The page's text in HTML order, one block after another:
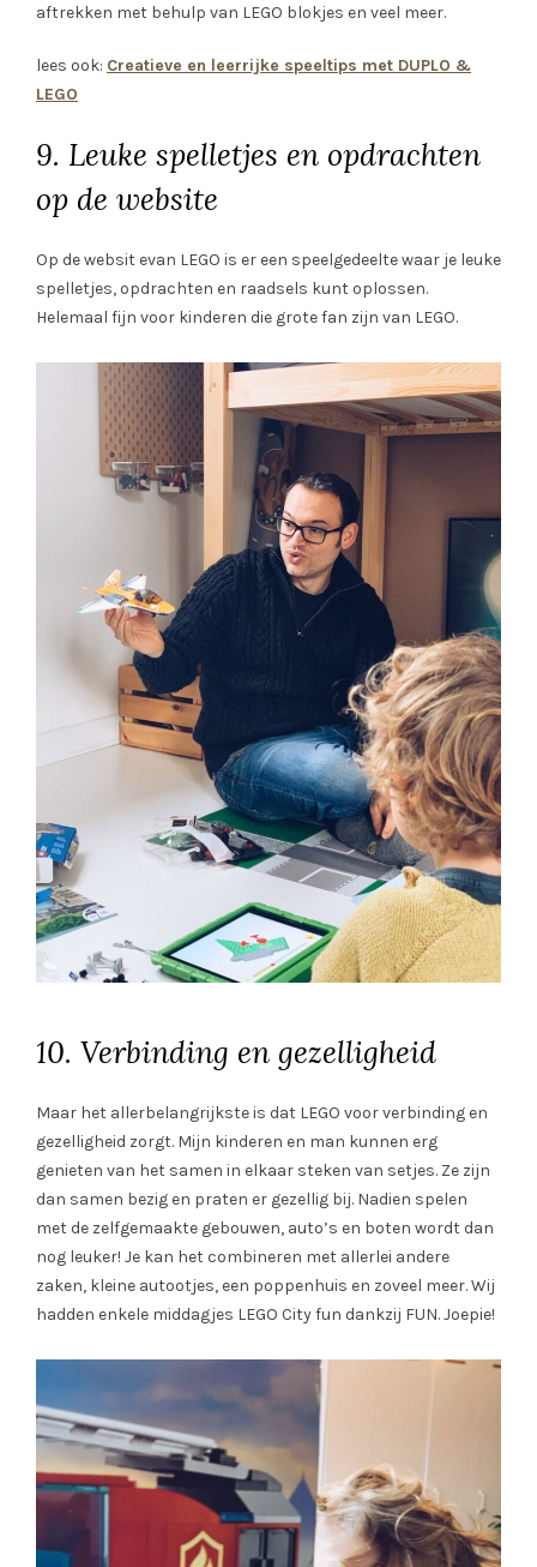
aftrekken met behulp van LEGO blokjes en veel meer.
lees ook: Creatieve en leerrijke speeltips met DUPLO &
LEGO
9. Leuke spelletjes en opdrachten
op de website
Op de websit evan LEGO is er een speelgedeelte waar je leuke
spelletjes, opdrachten en raadsels kunt oplossen.
Helemaal fijn voor kinderen die grote fan zijn van LEGO.
10. Verbinding en gezelligheid
Maar het allerbelangrijkste is dat LEGO voor verbinding en
gezelligheid zorgt. Mijn kinderen en man kunnen erg
genieten van het samen in elkaar steken van setjes. Ze zijn
dan samen bezig en praten er gezellig bij. Nadien spelen
met de zelfgemaakte gebouwen, auto’s en boten wordt dan
nog leuker! Je kan het combineren met allerlei andere
zaken, kleine autootjes, een poppenhuis en zoveel meer. Wij
hadden enkele middagjes LEGO City fun dankzij FUN. Joepie!